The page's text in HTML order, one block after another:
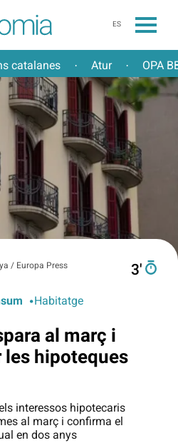
ES
catalanes · Atur · OPA
/ Europa Press 3′
Habitatge
al març i
les hipoteques
interessos hipotecaris
al març i confirma el
en dos anys